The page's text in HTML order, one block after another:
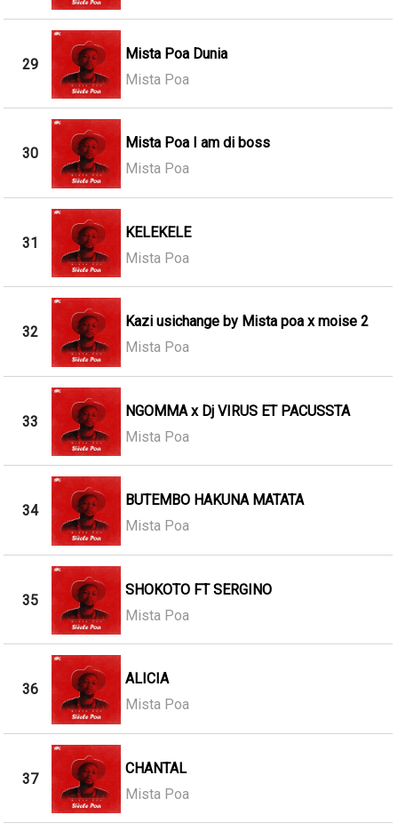
29
Mista Poa Dunia
Mista Poa
30
Mista Poa I am di boss
Mista Poa
31
KELEKELE
Mista Poa
32
Kazi usichange by Mista poa x moise 2
Mista Poa
33
NGOMMA x Dj VIRUS ET PACUSSTA
Mista Poa
34
BUTEMBO HAKUNA MATATA
Mista Poa
35
SHOKOTO FT SERGINO
Mista Poa
36
ALICIA
Mista Poa
37
CHANTAL
Mista Poa